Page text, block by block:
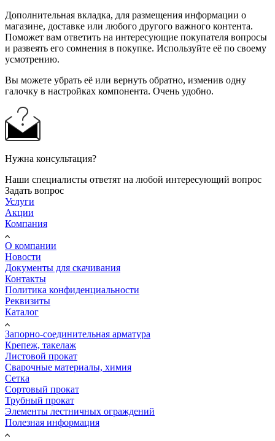
Дополнительная вкладка, для размещения информации о
магазине, доставке или любого другого важного контента.
Поможет вам ответить на интересующие покупателя вопросы
и развеять его сомнения в покупке. Используйте её по своему
усмотрению.
Вы можете убрать её или вернуть обратно, изменив одну
галочку в настройках компонента. Очень удобно.
Нужна консультация?
Наши специалисты ответят на любой интересующий вопрос
Задать вопрос
Услуги
Акции
Компания
О компании
Новости
Документы для скачивания
Контакты
Политика конфиденциальности
Реквизиты
Каталог
Запорно-соединительная арматура
Крепеж, такелаж
Листовой прокат
Сварочные материалы, химия
Сетка
Сортовый прокат
Трубный прокат
Элементы лестничных ограждений
Полезная информация